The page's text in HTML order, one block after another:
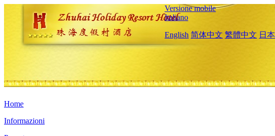
Versione mobile
Italiano
English 简体中文 繁體中文 日
Home
Informazioni